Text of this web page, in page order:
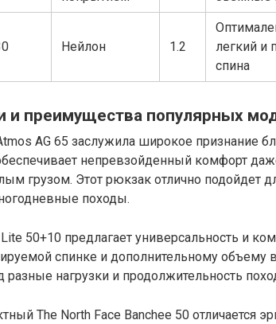
Нейлон 1.2
легкий и
спина
и преимущества популярных
AG 65 заслужила широкое признание
непревзойденный комфорт
грузом. Этот рюкзак отлично подойдет
походы.
50+10 предлагает универсальность и
спинке и дополнительному объему
разные нагрузки и продолжительность
The North Face Banchee 50 отличается